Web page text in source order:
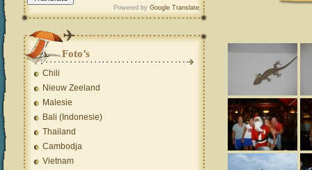
Powered by Google Translate.
Foto’s
Chili
Nieuw Zeeland
Malesie
Bali (Indonesie)
Thailand
Cambodja
Vietnam